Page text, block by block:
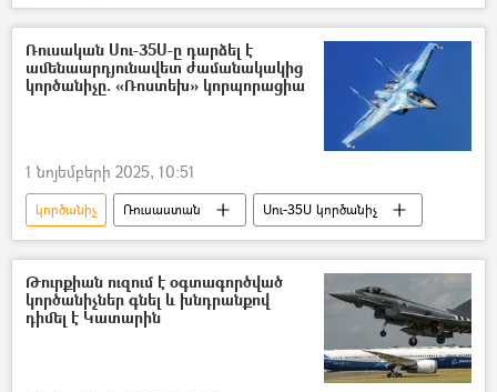
Մեծ Բրիտանիա
Ռուսական Սու-35Ս-ը դարձել է
ամենաարդյունավետ ժամանակակից
կործանիչը. «Ռոստեխ» կորպորացիա
1 նոյեմբերի 2025, 10:51
կործանիչ Ռուսաստան Սու-35Ս կործանիչ
Թուրքիան ուզում է օգտագործված
կործանիչներ գնել և խնդրանքով
դիմել է Կատարին